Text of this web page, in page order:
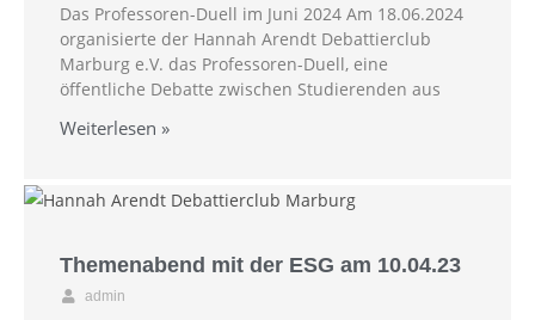
Das Professoren-Duell im Juni 2024 Am 18.06.2024
organisierte der Hannah Arendt Debattierclub
Marburg e.V. das Professoren-Duell, eine
öffentliche Debatte zwischen Studierenden aus
Weiterlesen »
Themenabend mit der ESG am 10.04.23
admin